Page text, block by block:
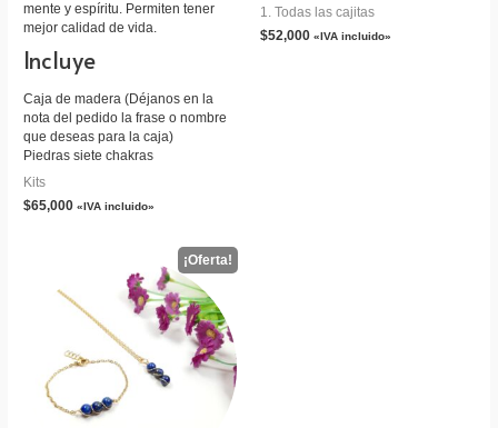
mente y espíritu. Permiten tener
mejor calidad de vida.
Incluye
Caja de madera (Déjanos en la
nota del pedido la frase o nombre
que deseas para la caja)
Piedras siete chakras
Kits
$65,000 «IVA incluido»
1. Todas las cajitas
$52,000 «IVA incluido»